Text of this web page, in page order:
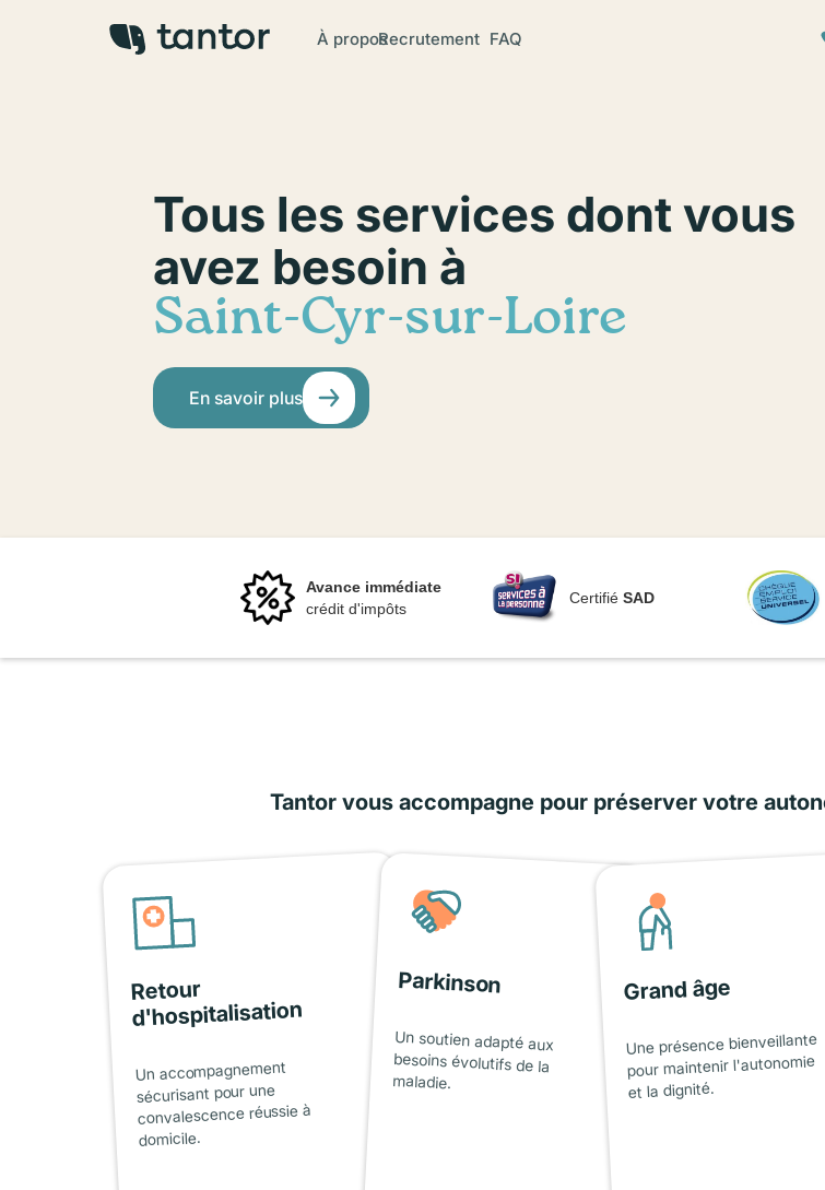
À proposRecrutement FAQ
Tous les services dont vous
avez besoin à
Saint-Cyr-sur-Loire
En savoir plus
Avance immédiate
crédit d'impôts
CertifiéSAD
Tantor vous accompagne pour préserver votre
Retour
d'hospitalisation
Un accompagnement
sécurisant pour une
convalescence réussie à
domicile.
Parkinson
Un soutien adapté aux
besoins évolutifs de la
maladie.
Grand âge
Une présence bienveillante
pour maintenir l'autonomie
et la dignité.